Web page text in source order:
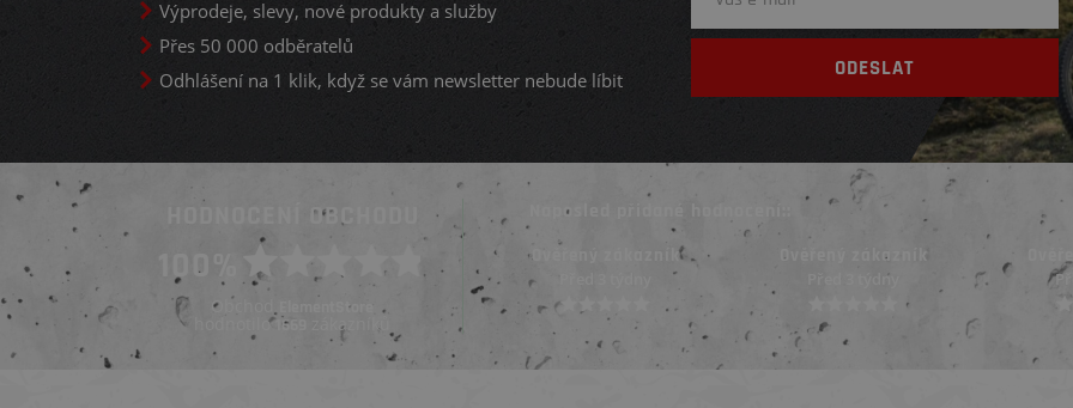
Výprodeje, slevy, nové produkty a služby
Přes 50 000 odběratelů
Odhlášení na 1 klik, když se vám newsletter nebude líbit
HODNOCENÍ OBCHODU
100%
Obchod ElementStore
hodnotilo 1669 zákazníků
Naposled přidané hodnocení::
Před 3 týdny Před 3 týdny
Ověřený zákazník Ověřený zákazník
Před 4 týdny